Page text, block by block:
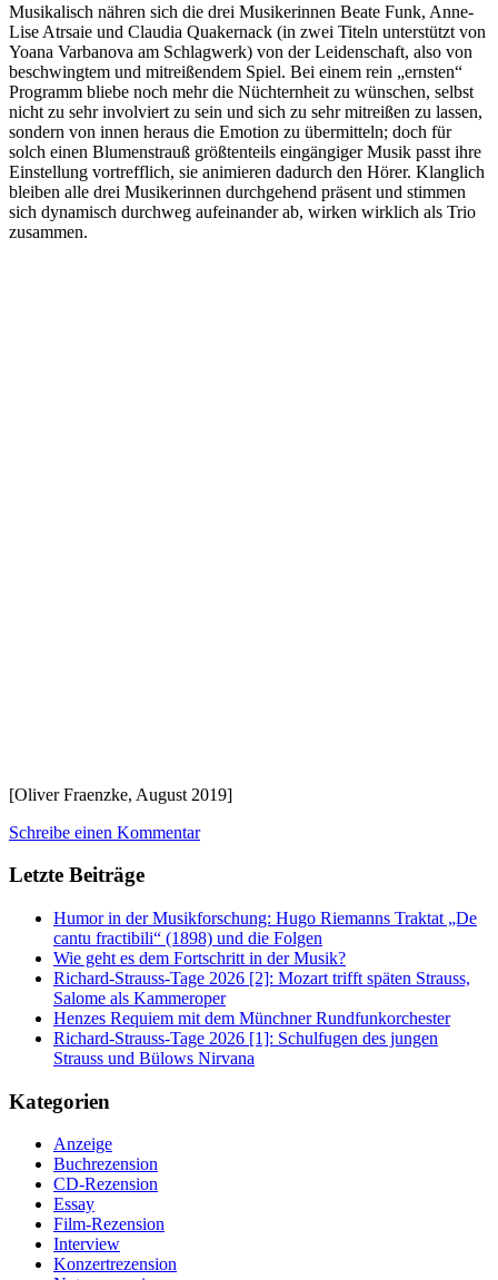
Musikalisch nähren sich die drei Musikerinnen Beate Funk, Anne-
Lise Atrsaie und Claudia Quakernack (in zwei Titeln unterstützt von
Yoana Varbanova am Schlagwerk) von der Leidenschaft, also von
beschwingtem und mitreißendem Spiel. Bei einem rein „ernsten“
Programm bliebe noch mehr die Nüchternheit zu wünschen, selbst
nicht zu sehr involviert zu sein und sich zu sehr mitreißen zu lassen,
sondern von innen heraus die Emotion zu übermitteln; doch für
solch einen Blumenstrauß größtenteils eingängiger Musik passt ihre
Einstellung vortrefflich, sie animieren dadurch den Hörer. Klanglich
bleiben alle drei Musikerinnen durchgehend präsent und stimmen
sich dynamisch durchweg aufeinander ab, wirken wirklich als Trio
zusammen.
[Oliver Fraenzke, August 2019]
Schreibe einen Kommentar
Letzte Beiträge
Humor in der Musikforschung: Hugo Riemanns Traktat „De
cantu fractibili“ (1898) und die Folgen
Wie geht es dem Fortschritt in der Musik?
Richard-Strauss-Tage 2026 [2]: Mozart trifft späten Strauss,
Salome als Kammeroper
Henzes Requiem mit dem Münchner Rundfunkorchester
Richard-Strauss-Tage 2026 [1]: Schulfugen des jungen
Strauss und Bülows Nirvana
Kategorien
Anzeige
Buchrezension
CD-Rezension
Essay
Film-Rezension
Interview
Konzertrezension